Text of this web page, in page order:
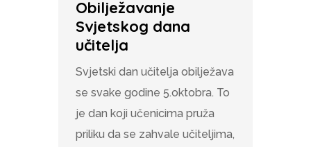
Obilježavanje
Svjetskog dana
učitelja
Svjetski dan učitelja obilježava
se svake godine 5.oktobra. To
je dan koji učenicima pruža
priliku da se zahvale učiteljima,